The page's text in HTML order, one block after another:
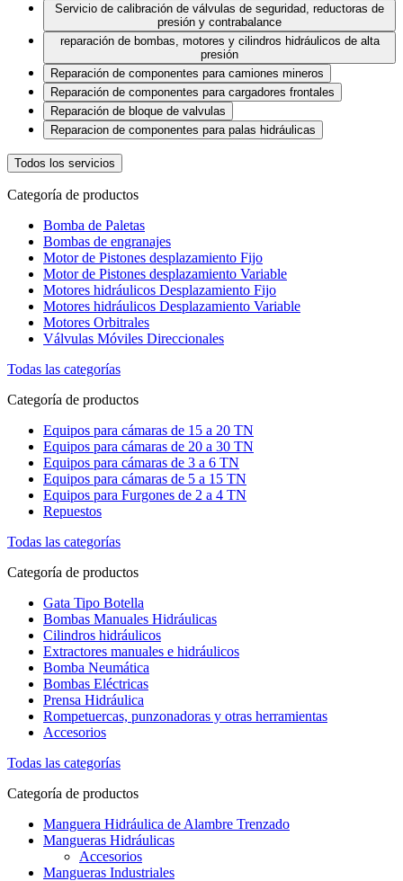
Servicio de calibración de válvulas de seguridad, reductoras de
presión y contrabalance
reparación de bombas, motores y cilindros hidráulicos de alta
presión
Reparación de componentes para camiones mineros
Reparación de componentes para cargadores frontales
Reparación de bloque de valvulas
Reparacion de componentes para palas hidráulicas
Todos los servicios
Categoría de productos
Bomba de Paletas
Bombas de engranajes
Motor de Pistones desplazamiento Fijo
Motor de Pistones desplazamiento Variable
Motores hidráulicos Desplazamiento Fijo
Motores hidráulicos Desplazamiento Variable
Motores Orbitrales
Válvulas Móviles Direccionales
Todas las categorías
Categoría de productos
Equipos para cámaras de 15 a 20 TN
Equipos para cámaras de 20 a 30 TN
Equipos para cámaras de 3 a 6 TN
Equipos para cámaras de 5 a 15 TN
Equipos para Furgones de 2 a 4 TN
Repuestos
Todas las categorías
Categoría de productos
Gata Tipo Botella
Bombas Manuales Hidráulicas
Cilindros hidráulicos
Extractores manuales e hidráulicos
Bomba Neumática
Bombas Eléctricas
Prensa Hidráulica
Rompetuercas, punzonadoras y otras herramientas
Accesorios
Todas las categorías
Categoría de productos
Manguera Hidráulica de Alambre Trenzado
Mangueras Hidráulicas
Accesorios
Mangueras Industriales